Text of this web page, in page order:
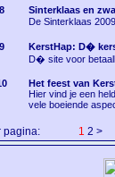
8
Sinterklaas en
De Sinterklaas
9
KerstHap: D�
D� site voor
Het feest van
Hier vind je een
vele boeiende
pagina: 1 2 >